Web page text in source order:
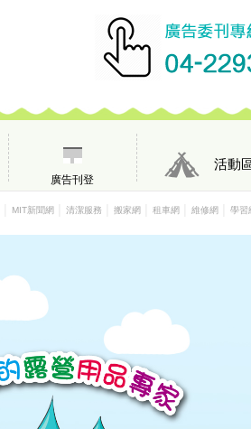
廣告刊登
活動
MIT新聞網 清潔服務 搬家網 租車網 維修網 學習